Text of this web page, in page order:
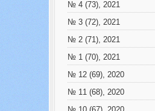
№ 4 (73), 2021
№ 3 (72), 2021
№ 2 (71), 2021
№ 1 (70), 2021
№ 12 (69), 2020
№ 11 (68), 2020